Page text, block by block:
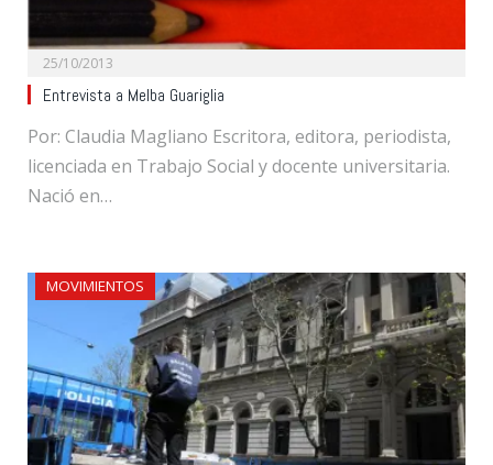
25/10/2013
Entrevista a Melba Guariglia
Por: Claudia Magliano Escritora, editora, periodista,
licenciada en Trabajo Social y docente universitaria.
Nació en…
MOVIMIENTOS